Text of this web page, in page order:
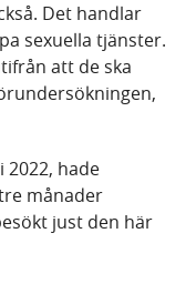
Det handlar
sexuella tjänster.
att de ska
2022, hade
månader
just den här